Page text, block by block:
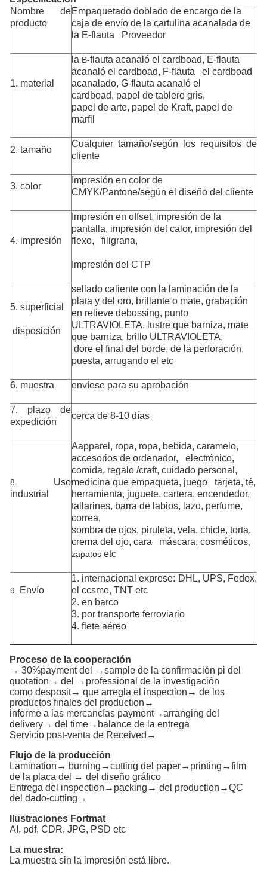
Nombre de
producto
Empaquetado doblado de encargo de la
caja de envío de la cartulina acanalada de
la E-flauta Proveedor
1. material
la B-flauta acanaló el cardboad, E-flauta
acanaló el cardboad, F-flauta el cardboad
acanalado, G-flauta acanaló el
cardboad, papel de tablero gris,
papel de arte, papel de Kraft, papel de
marfil
2. tamaño
Cualquier tamaño/según los requisitos de
cliente
3. color
Impresión en color de
CMYK/Pantone/según el diseño del cliente
4. impresión
Impresión en offset, impresión de la
pantalla, impresión del calor, impresión del
flexo, filigrana,
Impresión del CTP
5. superficial
disposición
sellado caliente con la laminación de la
plata y del oro, brillante o mate, grabación
en relieve debossing, punto
ULTRAVIOLETA, lustre que barniza, mate
que barniza, brillo ULTRAVIOLETA,
dore el final del borde, de la perforación,
puesta, arrugando el etc
6. muestra envíese para su aprobación
7. plazo de
expedición
cerca de 8-10 días
8. Uso
industrial
Aapparel , ropa, ropa, bebida, caramelo,
accesorios de ordenador, electrónico,
comida, regalo /craft, cuidado personal,
medicina que empaqueta, juego tarjeta, té,
herramienta, juguete, cartera, encendedor,
tallarines, barra de labios, lazo, perfume,
correa,
sombra de ojos, piruleta, vela, chicle, torta,
crema del ojo, cara máscara, cosméticos
zapatos etc
9. Envío
1. internacional exprese: DHL, UPS, Fedex,
el ccsme, TNT etc
2. en barco
3. por transporte ferroviario
4. flete aéreo
Proceso de la cooperación
→ 30%payment del →sample de la confirmación pi del
quotation→ del →professional de la investigación
como desposit→ que arregla el inspection→ de los
productos finales del production→
informe a las mercancías payment→arranging del
delivery→ del time→balance de la entrega
Servicio post-venta de Received→
Flujo de la producción
Lamination→ burning→cutting del paper→printing→film
de la placa del → del diseño gráfico
Entrega del inspection→packing→ del production→QC
del dado-cutting→
Ilustraciones Fortmat
AI, pdf, CDR, JPG, PSD etc
La muestra:
La muestra sin la impresión está libre.